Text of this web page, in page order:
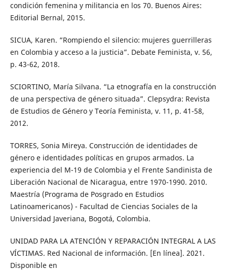
condición femenina y militancia en los 70. Buenos Aires:
Editorial Bernal, 2015.
SICUA, Karen. “Rompiendo el silencio: mujeres guerrilleras
en Colombia y acceso a la justicia”. Debate Feminista, v. 56,
p. 43-62, 2018.
SCIORTINO, María Silvana. “La etnografía en la construcción
de una perspectiva de género situada”. Clepsydra: Revista
de Estudios de Género y Teoría Feminista, v. 11, p. 41-58,
2012.
TORRES, Sonia Mireya. Construcción de identidades de
género e identidades políticas en grupos armados. La
experiencia del M-19 de Colombia y el Frente Sandinista de
Liberación Nacional de Nicaragua, entre 1970-1990. 2010.
Maestría (Programa de Posgrado en Estudios
Latinoamericanos) - Facultad de Ciencias Sociales de la
Universidad Javeriana, Bogotá, Colombia.
UNIDAD PARA LA ATENCIÓN Y REPARACIÓN INTEGRAL A LAS
VÍCTIMAS. Red Nacional de información. [En línea]. 2021.
Disponible en